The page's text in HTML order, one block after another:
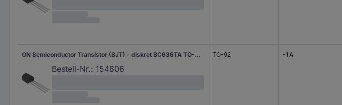
ON Semiconductor Transistor (BJT) - diskret BC636TA TO-92 Anzahl Kanäle 1 PNP
Bestell-Nr.: 154806
TO-92 -1 A